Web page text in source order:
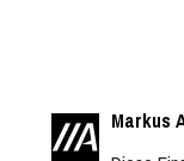
Markus